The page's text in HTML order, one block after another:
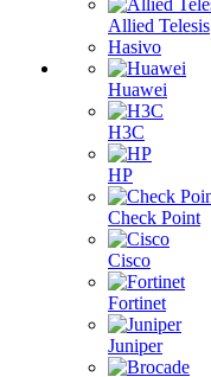
Allied Telesis
Hasivo
Huawei
H3C
HP
Check Point
Cisco
Fortinet
Juniper